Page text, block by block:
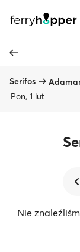
Serifos
Pon, 1 lut
Nie